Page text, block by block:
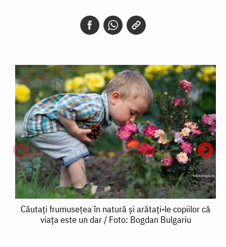
Căutați
frumusețea
Căutați frumusețea în natură și arătați-le copiilor că
viața este un dar / Foto: Bogdan Bulgariu